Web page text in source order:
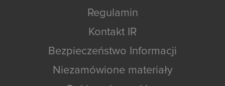
Regulamin
Kontakt IR
Bezpieczeństwo Informacji
Niezamówione materiały